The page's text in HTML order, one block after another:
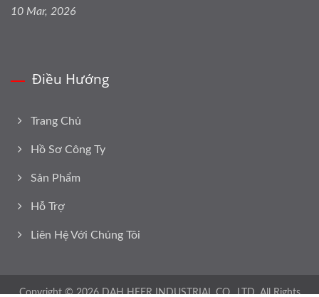
10 Mar, 2026
Điều Hướng
Trang Chủ
Hồ Sơ Công Ty
Sản Phẩm
Hỗ Trợ
Liên Hệ Với Chúng Tôi
Copyright © 2026DAH HEER INDUSTRIAL CO., LTD.All Rights